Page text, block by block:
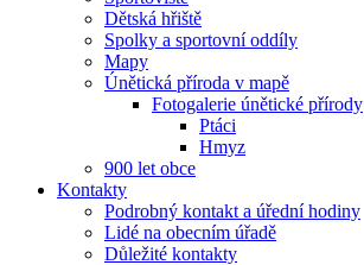
Dětská hřiště
Spolky a sportovní oddíly
Mapy
Únětická příroda v mapě
Fotogalerie únětické přírody
Ptáci
Hmyz
900 let obce
Kontakty
Podrobný kontakt a úřední hodiny
Lidé na obecním úřadě
Důležité kontakty